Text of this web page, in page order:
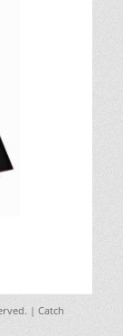
| Catch